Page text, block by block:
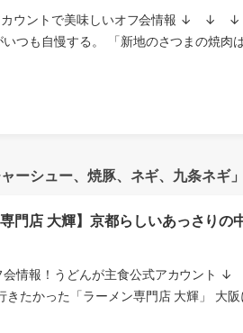
カウントで美味しいオフ会情報 ↓ ↓ ↓
つも自慢する。 「新地のさつまの焼肉
ーシュー、焼豚、ネギ、九条ネギ
専門店 大輝】京都らしいあっさり
会情報！うどんが主食公式アカウン
きたかった「ラーメン専門店 大輝」 大